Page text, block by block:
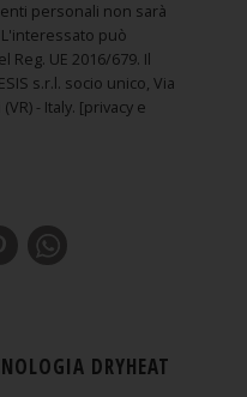
personali non sarà
può
Reg. UE 2016/679. Il
s.r.l. socio unico, Via
- Italy. [privacy e
DRYHEAT